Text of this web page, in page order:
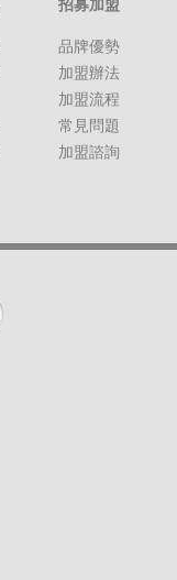
招募加盟
品牌優勢
加盟辦法
加盟流程
常見問題
加盟諮詢